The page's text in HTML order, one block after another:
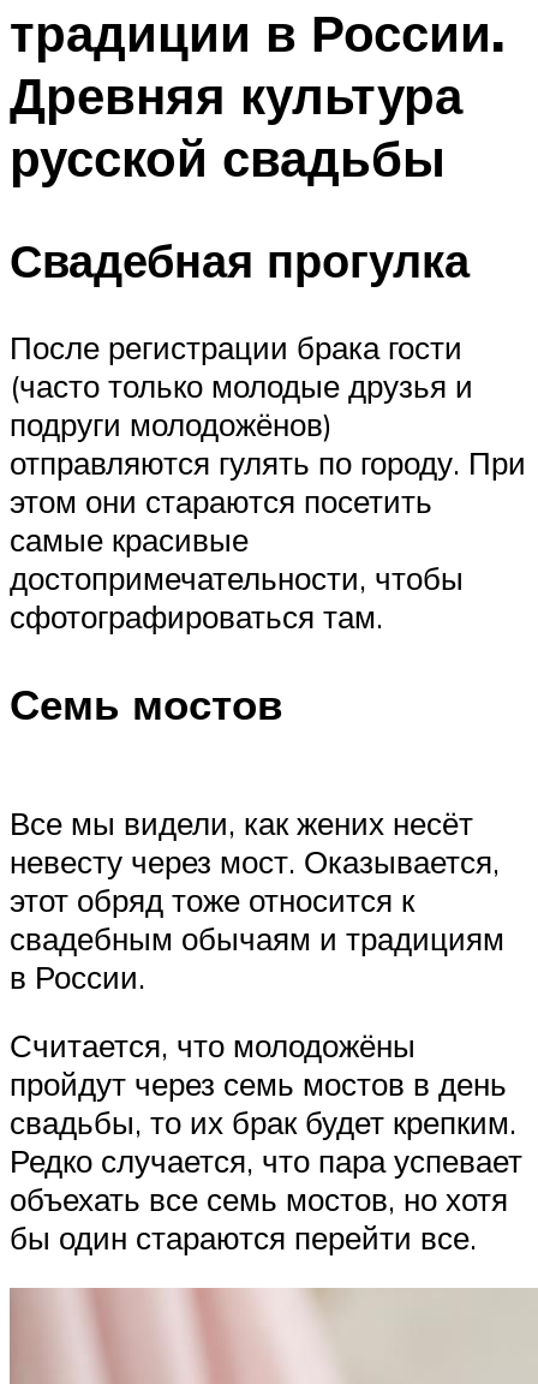
Меню
традиции в России.
Древняя культура
русской свадьбы
Свадебная прогулка
После регистрации брака гости
(часто только молодые друзья и
подруги молодожёнов)
отправляются гулять по городу. При
этом они стараются посетить
самые красивые
достопримечательности, чтобы
сфотографироваться там.
Семь мостов
Все мы видели, как жених несёт
невесту через мост. Оказывается,
этот обряд тоже относится к
свадебным обычаям и традициям
в России.
Считается, что молодожёны
пройдут через семь мостов в день
свадьбы, то их брак будет крепким.
Редко случается, что пара успевает
объехать все семь мостов, но хотя
бы один стараются перейти все.